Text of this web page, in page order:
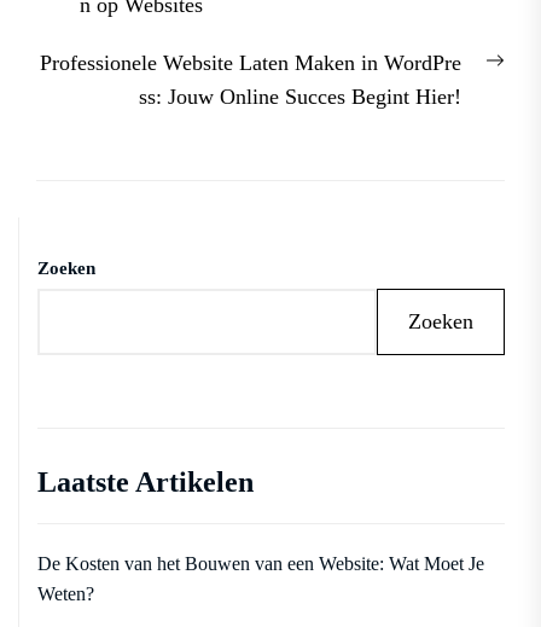
Professionele Website Laten Maken in WordPre
ss: Jouw Online Succes Begint Hier!
Zoeken
Zoeken
Laatste Artikelen
De Kosten van het Bouwen van een Website: Wat Moet Je
Weten?